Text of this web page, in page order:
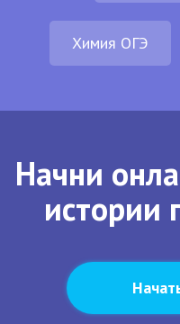
Химия ОГЭ
Начни
истории